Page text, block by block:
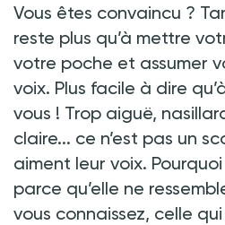
Vous êtes convaincu ?
reste plus qu’à mettre
votre poche et assumer
voix. Plus facile à dire
vous ! Trop aiguë,
claire... ce n’est pas un
aiment leur voix. Pourquoi
parce qu’elle ne
vous connaissez, celle